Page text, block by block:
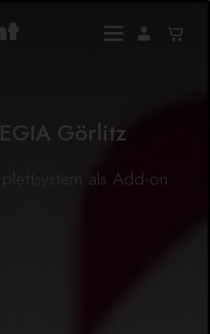
Görlitz
als Add-on